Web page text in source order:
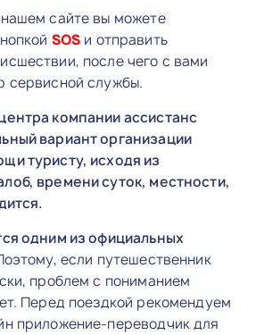
сайте вы можете
SOS и отправить
после чего с вами
сервисной службы.
компании ассистанс
вариант организации
туристу, исходя из
времени суток, местности,
одним из официальных
если путешественник
проблем с пониманием
Перед поездкой рекомендуем
приложение-переводчик для